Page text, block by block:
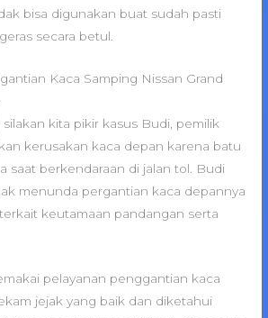
bisa digunakan buat sudah pasti
secara betul.
Kaca Samping Nissan Grand
kita pikir kasus Budi, pemilik
kerusakan kaca depan karena batu
saat berkendaraan di jalan tol. Budi
menunda pergantian kaca depannya
keutamaan pandangan serta
pelayanan penggantian kaca
jejak yang baik dan diketahui